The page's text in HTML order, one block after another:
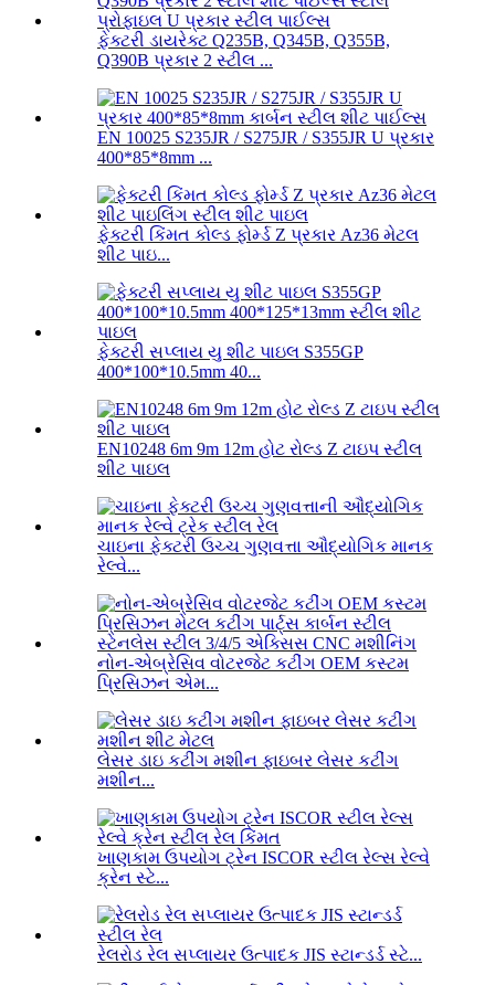
ફેક્ટરી ડાયરેક્ટ Q235B, Q345B, Q355B,
Q390B પ્રકાર 2 સ્ટીલ ...
EN 10025 S235JR / S275JR / S355JR U પ્રકાર
400*85*8mm ...
ફેક્ટરી કિંમત કોલ્ડ ફોર્મ્ડ Z પ્રકાર Az36 મેટલ
શીટ પાઇ...
ફેક્ટરી સપ્લાય યુ શીટ પાઇલ S355GP
400*100*10.5mm 40...
EN10248 6m 9m 12m હોટ રોલ્ડ Z ટાઇપ સ્ટીલ
શીટ પાઇલ
ચાઇના ફેક્ટરી ઉચ્ચ ગુણવત્તા ઔદ્યોગિક માનક
રેલ્વે...
નોન-એબ્રેસિવ વોટરજેટ કટીંગ OEM કસ્ટમ
પ્રિસિઝન એમ...
લેસર ડાઇ કટીંગ મશીન ફાઇબર લેસર કટીંગ
મશીન...
ખાણકામ ઉપયોગ ટ્રેન ISCOR સ્ટીલ રેલ્સ રેલ્વે
ક્રેન સ્ટે...
રેલરોડ રેલ સપ્લાયર ઉત્પાદક JIS સ્ટાન્ડર્ડ સ્ટે...